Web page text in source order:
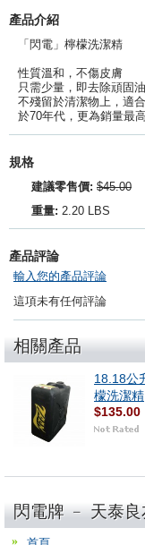
產品介紹
「閃電」檸檬洗潔精
性質溫和，不傷皮膚
只需少量，即去除頑固
不殘留於清潔物上，適
於70年代，更為銷量最
規格
建議零售價: $45.00
重量: 2.20 LBS
產品評論
輸入您的產品評論
這項未有任何評論
相關產品
18.18公
檬洗潔精
$135.00
閃電牌 ﹣ 天泰